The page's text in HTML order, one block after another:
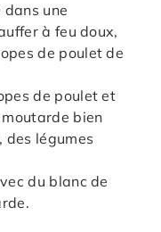
une
à feu doux,
de poulet de
de poulet et
bien
des légumes
du blanc de